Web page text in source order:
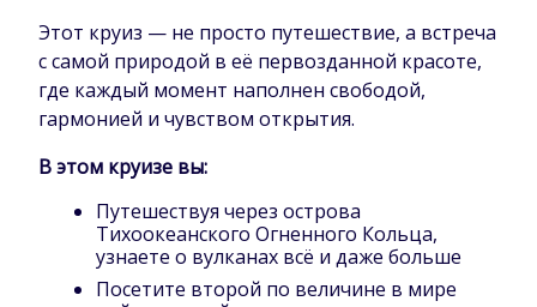
Этот круиз — не просто путешествие, а встреча
с самой природой в её первозданной красоте,
где каждый момент наполнен свободой,
гармонией и чувством открытия.
В этом круизе вы:
Путешествуя через острова
Тихоокеанского Огненного Кольца,
узнаете о вулканах всё и даже больше
Посетите второй по величине в мире